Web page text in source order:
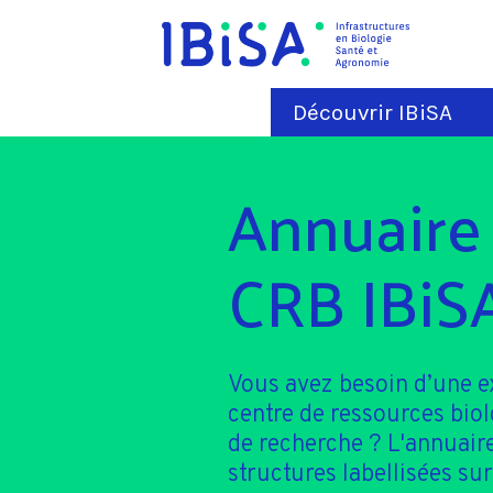
Découvrir IBiSA
CRB
Vous avez besoin d’une
centre de ressources
de recherche ?
structures labellisées